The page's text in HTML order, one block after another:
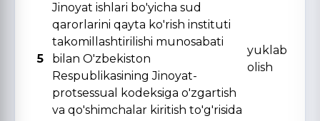
5
Jinoyat ishlari bo'yicha sud
qarorlarini qayta ko'rish instituti
takomillashtirilishi munosabati
bilan O'zbekiston
Respublikasining Jinoyat-
protsessual kodeksiga o'zgartish
va qo'shimchalar kiritish to'g'risida
yuklab
olish